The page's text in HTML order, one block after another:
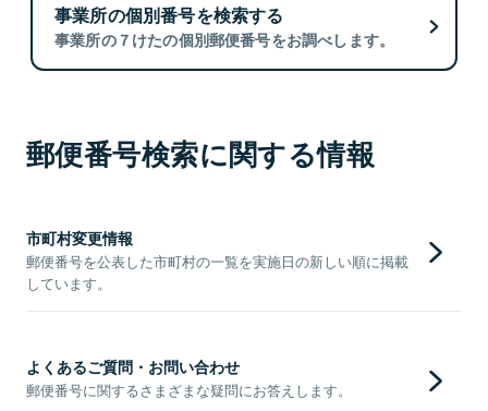
事業所の個別番号を検索する
事業所の７けたの個別郵便番号をお調べします。
郵便番号検索に関する情報
市町村変更情報
郵便番号を公表した市町村の一覧を実施日の新しい順に掲載
しています。
よくあるご質問・お問い合わせ
郵便番号に関するさまざまな疑問にお答えします。